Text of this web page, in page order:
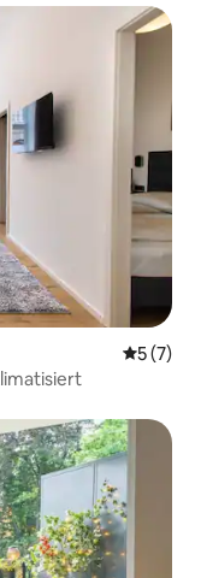
5 (7)